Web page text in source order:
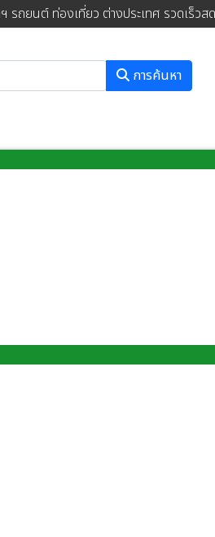
ถยนต์ ท่องเที่ยว ต่างประเทศ รวดเร็วส
การค้นหา